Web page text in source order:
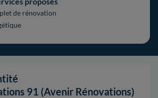
de rénovation
91 (Avenir Rénovations)